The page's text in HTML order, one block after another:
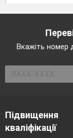
Вкажіть номер
Підвищення
кваліфікації